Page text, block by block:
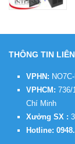
THÔNG TIN
VPHN:
VPHCM: 736/
Chí Minh
Xưởng SX :
Hotline: